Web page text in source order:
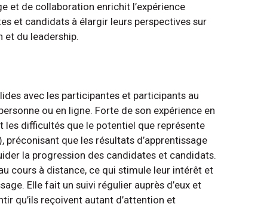
et de collaboration enrichit l’expérience
et candidats à élargir leurs perspectives sur
et du leadership.
avec les participantes et participants au
ou en ligne. Forte de son expérience en
les difficultés que le potentiel que représente
préconisant que les résultats d’apprentissage
la progression des candidates et candidats.
cours à distance, ce qui stimule leur intérêt et
Elle fait un suivi régulier auprès d’eux et
qu’ils reçoivent autant d’attention et